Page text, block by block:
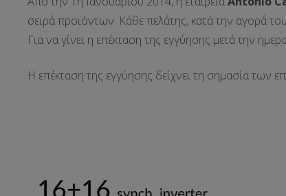
σειρά προϊόντων. Κάθε πελάτης, κατά την αγορά
Για να γίνει η επέκταση της εγγύησης μετά την
Η επέκταση της εγγύησης δείχνει τη σημασία των